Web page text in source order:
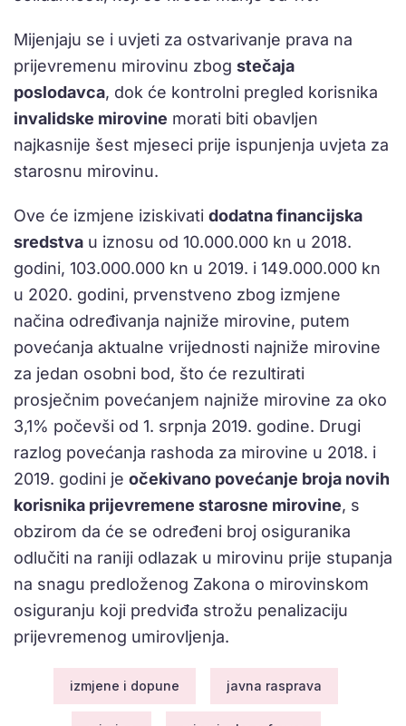
Mijenjaju se i uvjeti za ostvarivanje prava na
prijevremenu mirovinu zbog stečaja
poslodavca, dok će kontrolni pregled korisnika
invalidske mirovine morati biti obavljen
najkasnije šest mjeseci prije ispunjenja uvjeta za
starosnu mirovinu.
Ove će izmjene iziskivati dodatna financijska
sredstva u iznosu od 10.000.000 kn u 2018.
godini, 103.000.000 kn u 2019. i 149.000.000 kn
u 2020. godini, prvenstveno zbog izmjene
načina određivanja najniže mirovine, putem
povećanja aktualne vrijednosti najniže mirovine
za jedan osobni bod, što će rezultirati
prosječnim povećanjem najniže mirovine za oko
3,1% počevši od 1. srpnja 2019. godine. Drugi
razlog povećanja rashoda za mirovine u 2018. i
2019. godini je očekivano povećanje broja novih
korisnika prijevremene starosne mirovine, s
obzirom da će se određeni broj osiguranika
odlučiti na raniji odlazak u mirovinu prije stupanja
na snagu predloženog Zakona o mirovinskom
osiguranju koji predviđa strožu penalizaciju
prijevremenog umirovljenja.
izmjene i dopune javna rasprava